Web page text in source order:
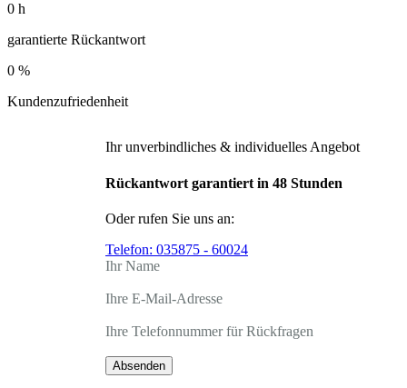
0 h
garantierte Rückantwort
0 %
Kundenzufriedenheit
Ihr unverbindliches & individuelles Angebot
Rückantwort garantiert in 48 Stunden
Oder rufen Sie uns an:
Telefon: 035875 - 60024
Ihr Name
Ihre E-Mail-Adresse
Ihre Telefonnummer für Rückfragen
Absenden